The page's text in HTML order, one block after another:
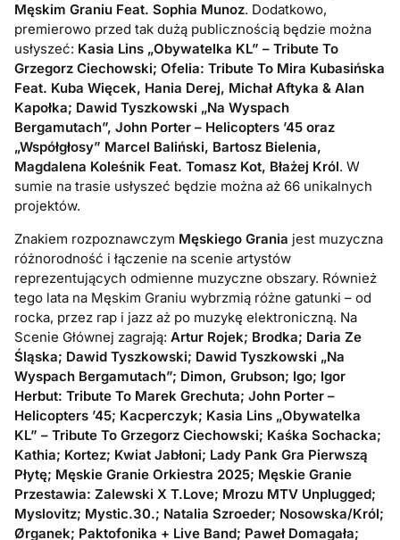
Męskim Graniu Feat. Sophia Munoz. Dodatkowo,
premierowo przed tak dużą publicznością będzie można
usłyszeć: Kasia Lins „Obywatelka KL” – Tribute To
Grzegorz Ciechowski; Ofelia: Tribute To Mira Kubasińska
Feat. Kuba Więcek, Hania Derej, Michał Aftyka & Alan
Kapołka; Dawid Tyszkowski „Na Wyspach
Bergamutach”, John Porter – Helicopters ’45 oraz
„Współgłosy” Marcel Baliński, Bartosz Bielenia,
Magdalena Koleśnik Feat. Tomasz Kot, Błażej Król. W
sumie na trasie usłyszeć będzie można aż 66 unikalnych
projektów.
Znakiem rozpoznawczym Męskiego Grania jest muzyczna
różnorodność i łączenie na scenie artystów
reprezentujących odmienne muzyczne obszary. Również
tego lata na Męskim Graniu wybrzmią różne gatunki – od
rocka, przez rap i jazz aż po muzykę elektroniczną. Na
Scenie Głównej zagrają:Artur Rojek; Brodka; Daria Ze
Śląska; Dawid Tyszkowski; Dawid Tyszkowski „Na
Wyspach Bergamutach”; Dimon, Grubson; Igo; Igor
Herbut: Tribute To Marek Grechuta; John Porter –
Helicopters ’45; Kacperczyk; Kasia Lins „Obywatelka
KL” – Tribute To Grzegorz Ciechowski; Kaśka Sochacka;
Kathia; Kortez; Kwiat Jabłoni; Lady Pank Gra Pierwszą
Płytę; Męskie Granie Orkiestra 2025; Męskie Granie
Przestawia: Zalewski X T.Love; Mrozu MTV Unplugged;
Myslovitz; Mystic.30.; Natalia Szroeder; Nosowska/Król;
Ørganek; Paktofonika + Live Band; Paweł Domagała;